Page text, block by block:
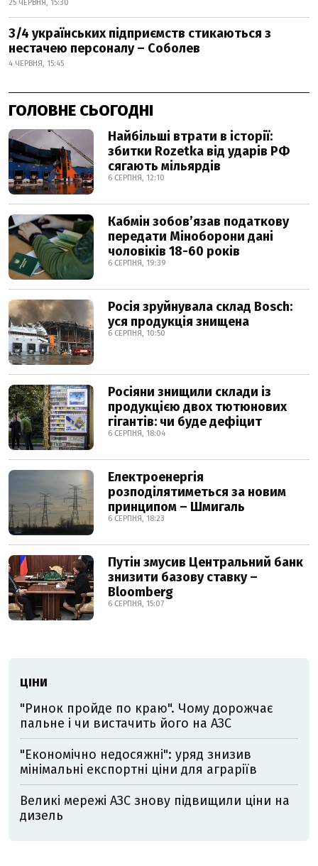
25 ЧЕРВНЯ, 15:30
3/4 українських підприємств стикаються з
нестачею персоналу – Соболев
4 ЧЕРВНЯ, 15:45
ГОЛОВНЕ СЬОГОДНІ
Найбільші втрати в історії:
збитки Rozetka від ударів РФ
сягають мільярдів
6 СЕРПНЯ, 12:10
Кабмін зобовʼязав податкову
передати Міноборони дані
чоловіків 18-60 років
6 СЕРПНЯ, 19:39
Росія зруйнувала склад Bosch:
уся продукція знищена
6 СЕРПНЯ, 10:50
Росіяни знищили склади із
продукцією двох тютюнових
гігантів: чи буде дефіцит
6 СЕРПНЯ, 18:04
Електроенергія
розподілятиметься за новим
принципом – Шмигаль
6 СЕРПНЯ, 18:23
Путін змусив Центральний банк
знизити базову ставку –
Bloomberg
6 СЕРПНЯ, 15:07
ЦІНИ
"Ринок пройде по краю". Чому дорожчає
пальне і чи вистачить його на АЗС
"Економічно недосяжні": уряд знизив
мінімальні експортні ціни для аграріїв
Великі мережі АЗС знову підвищили ціни на
дизель